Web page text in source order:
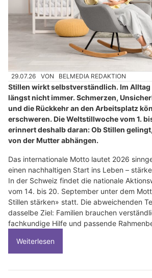
29.07.26 VON BELMEDIA REDAKTION
Stillen wirkt selbstverständlich. Im Alltag
längst nicht immer. Schmerzen,
und die Rückkehr an den Arbeitsplatz
erschweren. Die Weltstillwoche vom 1.
erinnert deshalb daran: Ob Stillen
von der Mutter abhängen.
Das internationale Motto lautet 2026
einen nachhaltigen Start ins Leben –
In der Schweiz findet die nationale
vom 14. bis 20. September unter dem
Stillen stärken» statt. Die abweichenden
dasselbe Ziel: Familien brauchen
fachkundige Hilfe und passende
Weiterlesen